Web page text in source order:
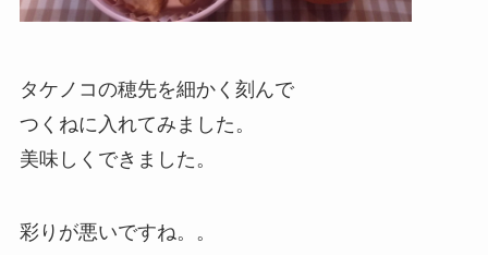
タケノコの穂先を細かく刻んで
つくねに入れてみました。
美味しくできました。
彩りが悪いですね。。